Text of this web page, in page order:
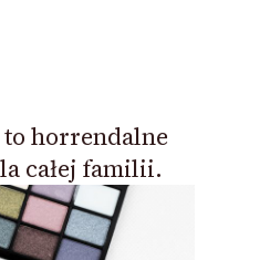
horrendalne
całej familii.